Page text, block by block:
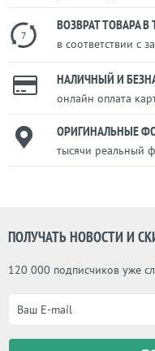
7
ВОЗВРАТ ТОВАРА В
в соответствии с
НАЛИЧНЫЙ И
онлайн оплата
ОРИГИНАЛЬНЫЕ
тысячи реальный
ПОЛУЧАТЬ НОВОСТИ И
120 000 подписчиков уже